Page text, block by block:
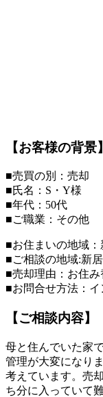
【お客様の背景】
■売買の別：売却
■氏名：S・Y様
■年代：50代
■ご職業：その他
■お住まいの地域：
■ご相談の地域:新
■売却理由：お住み
■お問合せ方法：イ
【ご相談内容】
母と住んでいた家
管理が大変になり
考えています。売
ち分に入っていて